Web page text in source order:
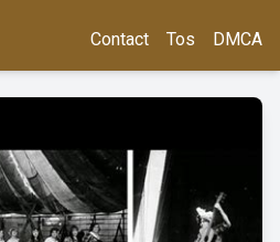
Contact Tos DMCA